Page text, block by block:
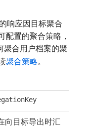
响应因目标聚合
配置的聚合策略，
聚合用户档案的聚
聚合策略。
向目标导出时汇